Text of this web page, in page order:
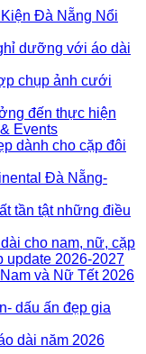
Đà Nẵng Nổi
dưỡng với áo dài
chụp ảnh cưới
đến thực hiện
Events
dành cho cặp đôi
Đà Nẵng-
tần tật những điều
cho nam, nữ, cặp
update 2026-2027
và Nữ Tết 2026
dấu ấn đẹp gia
dài năm 2026